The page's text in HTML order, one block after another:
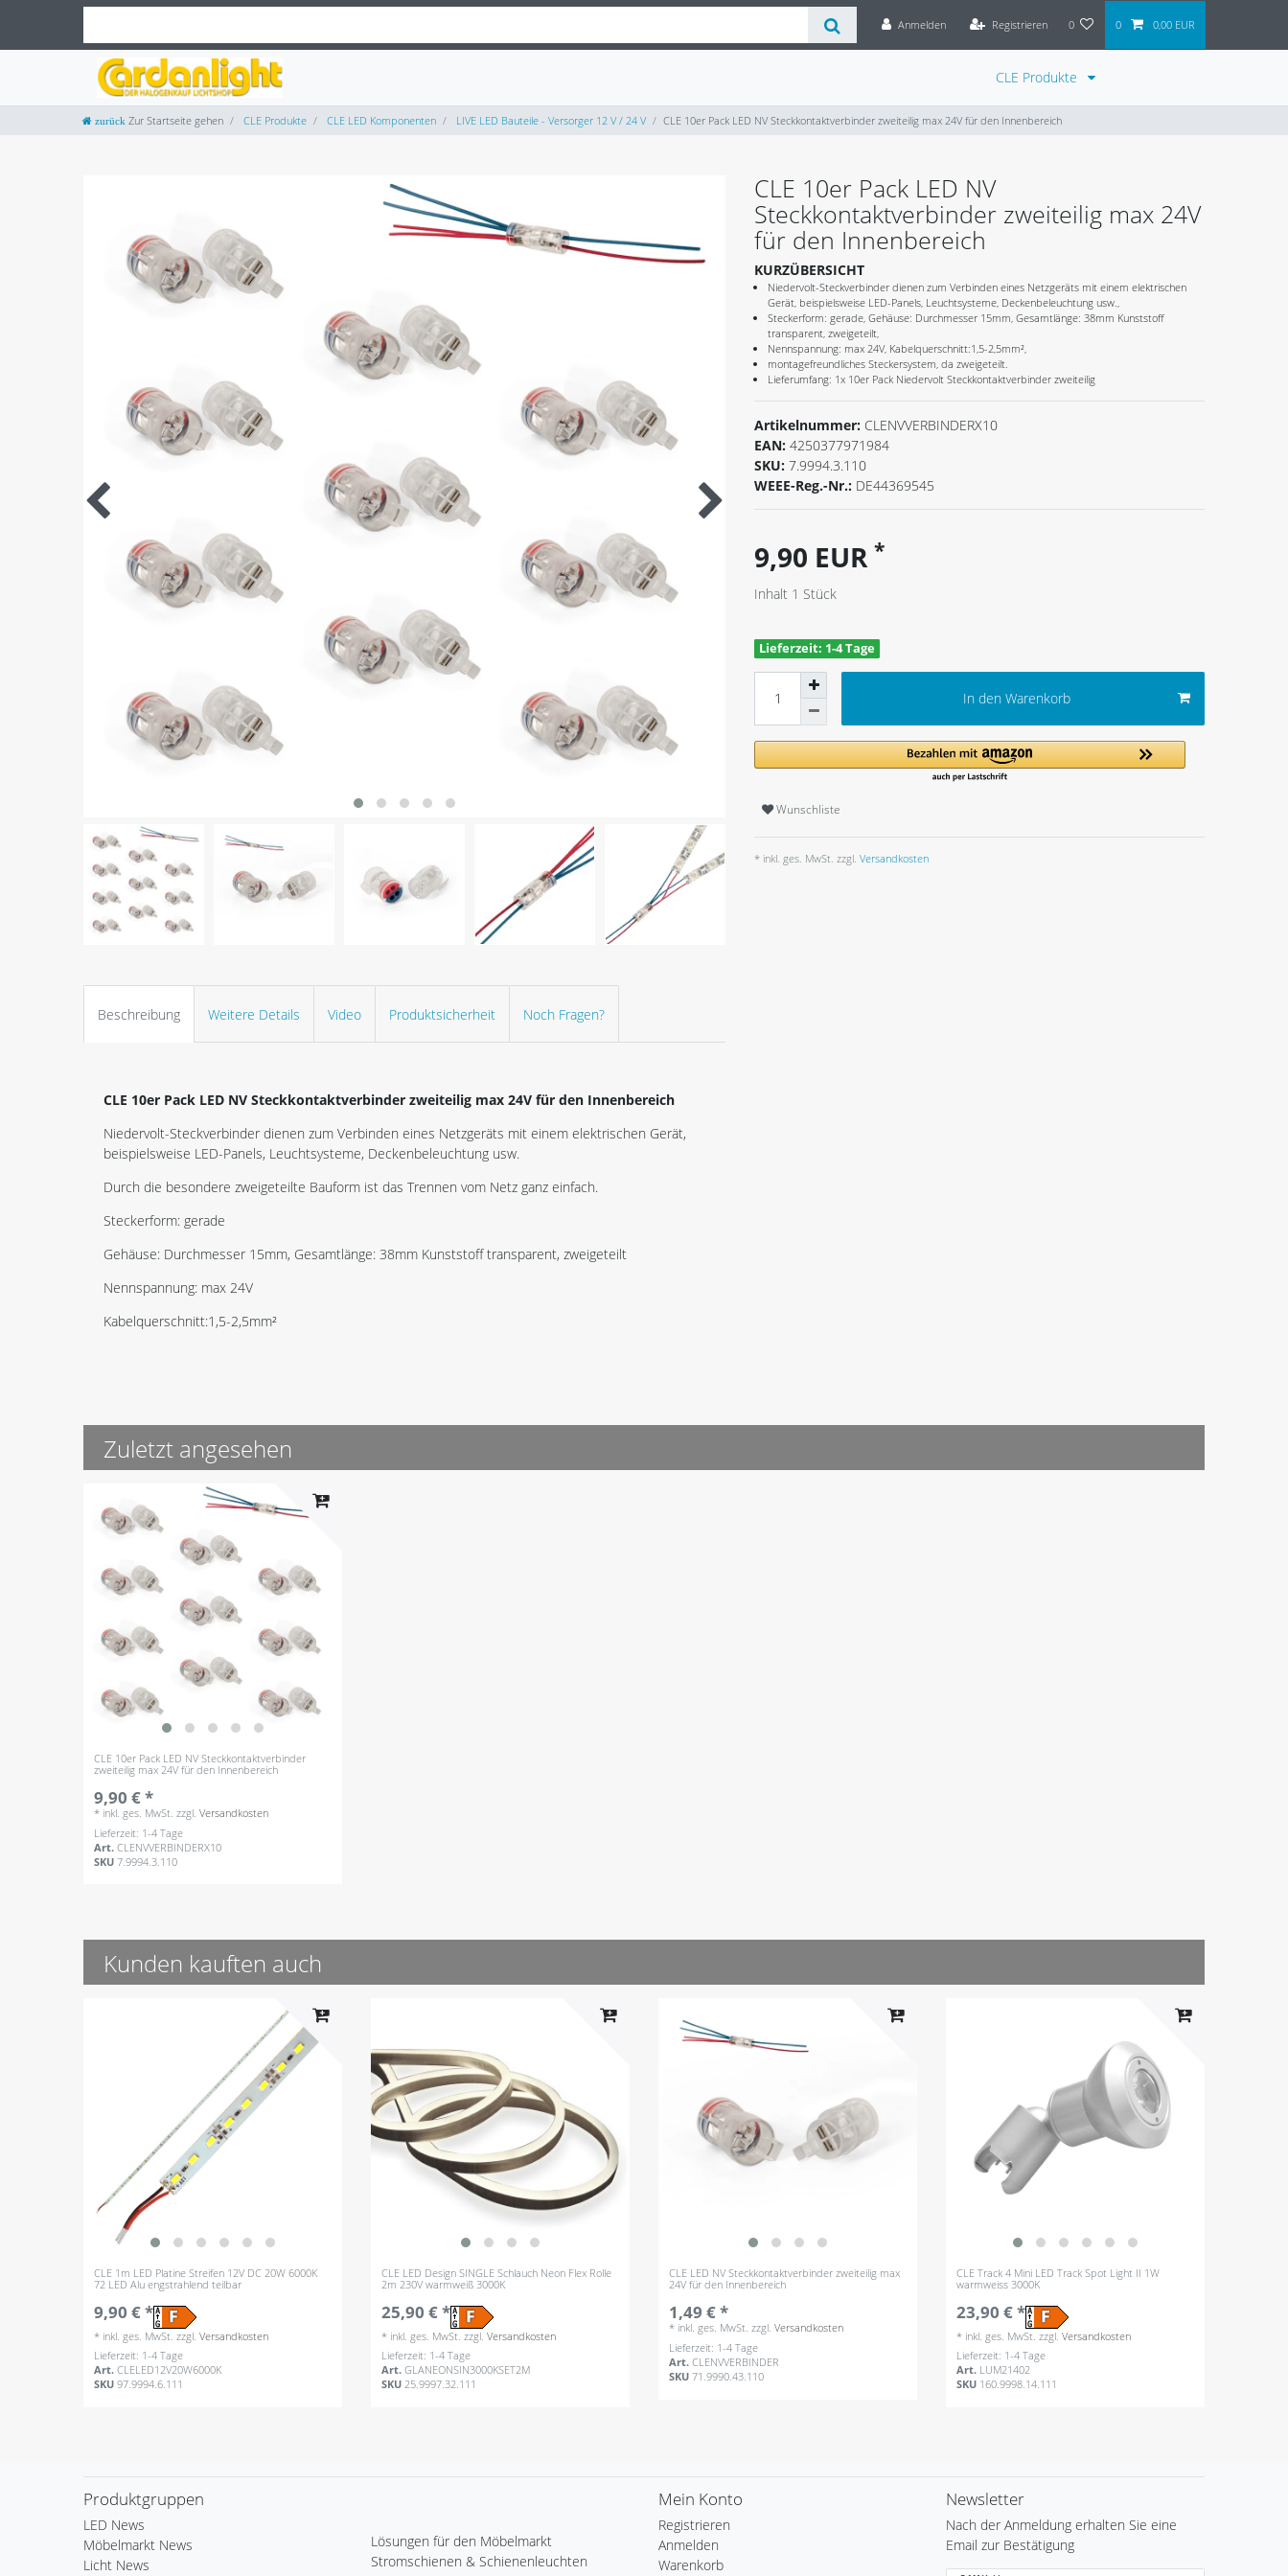
Anmelden Registrieren 0 0 0,00 EUR
CLE Produkte
Zur Startseite gehen CLE Produkte CLE LED Komponenten LIVE LED Bauteile - Versorger 12 V / 24 V CLE 10er Pack LED NV Steckkontaktverbinder zweiteilig max 24V für den Innenbereich
Beschreibung Weitere Details Video Produktsicherheit Noch Fragen?
CLE 10er Pack LED NV Steckkontaktverbinder zweiteilig max 24V für den Innenbereich
Niedervolt-Steckverbinder dienen zum Verbinden eines Netzgeräts mit einem elektrischen Gerät,
beispielsweise LED-Panels, Leuchtsysteme, Deckenbeleuchtung usw.
Durch die besondere zweigeteilte Bauform ist das Trennen vom Netz ganz einfach.
Steckerform: gerade
Gehäuse: Durchmesser 15mm, Gesamtlänge: 38mm Kunststoff transparent, zweigeteilt
Nennspannung: max 24V
Kabelquerschnitt:1,5-2,5mm²
CLE 10er Pack LED NV
Steckkontaktverbinder zweiteilig max 24V
für den Innenbereich
KURZÜBERSICHT
Niedervolt-Steckverbinder dienen zum Verbinden eines Netzgeräts mit einem elektrischen
Gerät, beispielsweise LED-Panels, Leuchtsysteme, Deckenbeleuchtung usw.,
Steckerform: gerade, Gehäuse: Durchmesser 15mm, Gesamtlänge: 38mm Kunststoff
transparent, zweigeteilt,
Nennspannung: max 24V, Kabelquerschnitt:1,5-2,5mm²,
montagefreundliches Steckersystem, da zweigeteilt.
Lieferumfang: 1x 10er Pack Niedervolt Steckkontaktverbinder zweiteilig
Artikelnummer: CLENVVERBINDERX10
EAN: 4250377971984
SKU: 7.9994.3.110
WEEE-Reg.-Nr.: DE44369545
9,90 EUR *
Inhalt 1 Stück
Lieferzeit: 1-4 Tage
In den Warenkorb
Wunschliste
* inkl. ges. MwSt. zzgl. Versandkosten
Zuletzt angesehen
CLE 10er Pack LED NV Steckkontaktverbinder
zweiteilig max 24V für den Innenbereich
9,90 € *
* inkl. ges. MwSt. zzgl.Versandkosten
Lieferzeit: 1-4 Tage
Art.CLENVVERBINDERX10
SKU7.9994.3.110
Kunden kauften auch
CLE 1m LED Platine Streifen 12V DC 20W 6000K
72 LED Alu engstrahlend teilbar
9,90 € *
* inkl. ges. MwSt. zzgl.Versandkosten
Lieferzeit: 1-4 Tage
Art.CLELED12V20W6000K
SKU97.9994.6.111
CLE LED Design SINGLE Schlauch Neon Flex Rolle
2m 230V warmweiß 3000K
25,90 € *
* inkl. ges. MwSt. zzgl.Versandkosten
Lieferzeit: 1-4 Tage
Art.GLANEONSIN3000KSET2M
SKU25.9997.32.111
CLE LED NV Steckkontaktverbinder zweiteilig max
24V für den Innenbereich
1,49 € *
* inkl. ges. MwSt. zzgl.Versandkosten
Lieferzeit: 1-4 Tage
Art.CLENVVERBINDER
SKU71.9990.43.110
CLE Track 4 Mini LED Track Spot Light II 1W
warmweiss 3000K
23,90 € *
* inkl. ges. MwSt. zzgl.Versandkosten
Lieferzeit: 1-4 Tage
Art. LUM21402
SKU 160.9998.14.111
Produktgruppen
LED News
Möbelmarkt News
Licht News
Lösungen für den Möbelmarkt
Stromschienen & Schienenleuchten
Mein Konto
Registrieren
Anmelden
Warenkorb
Newsletter
Nach der Anmeldung erhalten Sie eine
Email zur Bestätigung